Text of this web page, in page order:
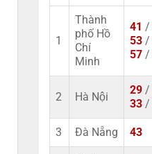
1
Thành
phố Hồ
Chí
Minh
41 /
53 /
57 /
2 Hà Nội
29 /
33 /
3 Đà Nẵng 43